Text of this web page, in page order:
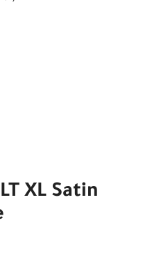
XL Satin